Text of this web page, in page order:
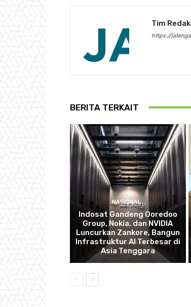
Tim
https://
BERITA TERKAIT
NASIONAL
Indosat Gandeng Ooredoo
Group, Nokia, dan NVIDIA
Luncurkan Zankore, Bangun
Infrastruktur AI Terbesar di
Asia Tenggara